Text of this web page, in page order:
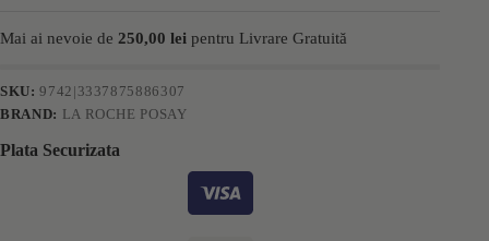
Dermo‑Pediatrics
Mai ai nevoie de 250,00 lei pentru Livrare Gratuită
SKU:9742|3337875886307
BRAND: LA ROCHE POSAY
Plata Securizata